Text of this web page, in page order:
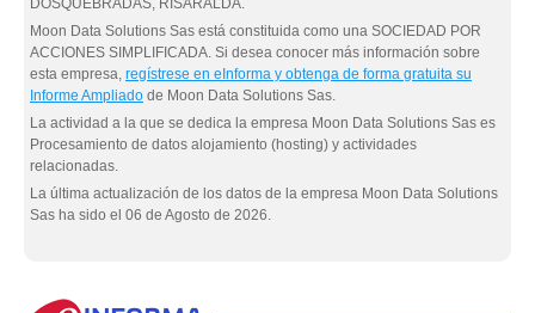
DOSQUEBRADAS, RISARALDA.
Moon Data Solutions Sas está constituida como una SOCIEDAD POR
ACCIONES SIMPLIFICADA. Si desea conocer más información sobre
esta empresa, regístrese en eInforma y obtenga de forma gratuita su
Informe Ampliado de Moon Data Solutions Sas.
La actividad a la que se dedica la empresa Moon Data Solutions Sas es
Procesamiento de datos alojamiento (hosting) y actividades
relacionadas.
La última actualización de los datos de la empresa Moon Data Solutions
Sas ha sido el 06 de Agosto de 2026.